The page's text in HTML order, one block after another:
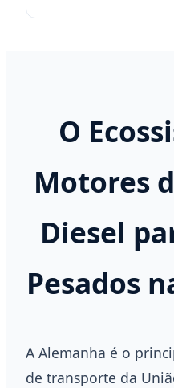
O
Motores
Diesel
Pesados
A Alemanha é o
de transporte da